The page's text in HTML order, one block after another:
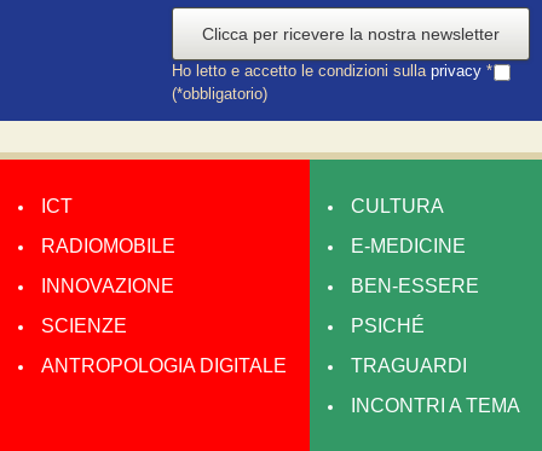
Clicca per ricevere la nostra newsletter
Ho letto e accetto le condizioni sulla privacy *
(*obbligatorio)
ICT
RADIOMOBILE
INNOVAZIONE
SCIENZE
ANTROPOLOGIA DIGITALE
CULTURA
E-MEDICINE
BEN-ESSERE
PSICHÉ
TRAGUARDI
INCONTRI A TEMA